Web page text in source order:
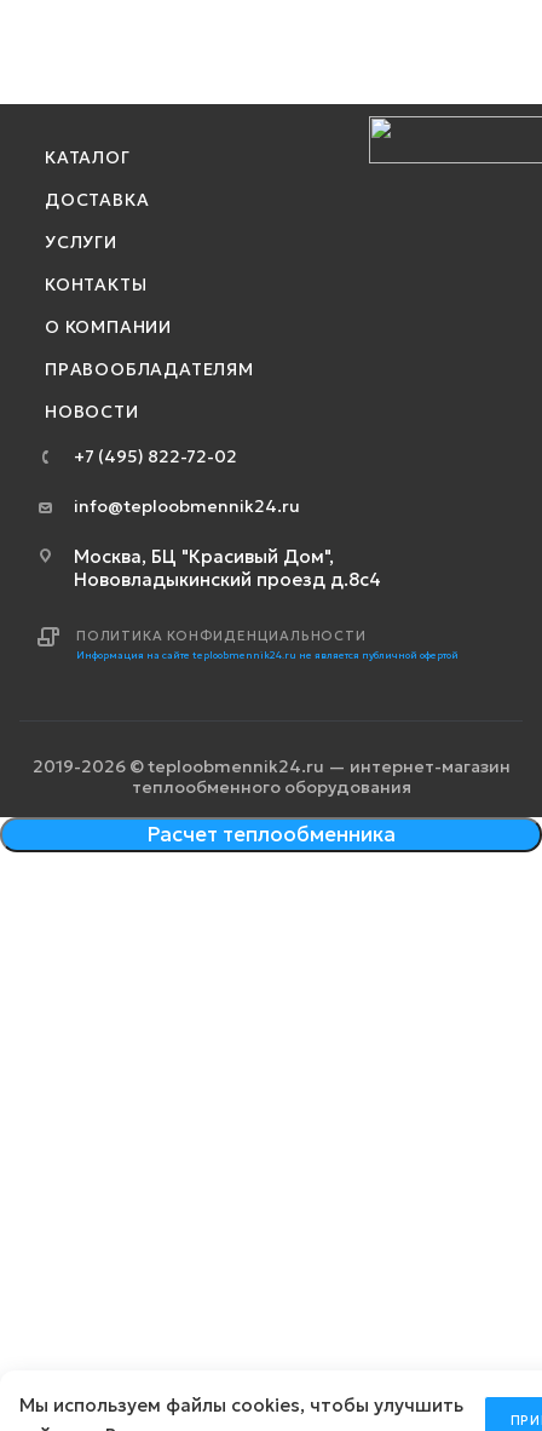
КАТАЛОГ
ДОСТАВКА
УСЛУГИ
КОНТАКТЫ
О КОМПАНИИ
ПРАВООБЛАДАТЕЛЯМ
НОВОСТИ
+7 (495) 822-72-02
info@teploobmennik24.ru
Москва, БЦ "Красивый Дом",
Нововладыкинский проезд д.8с4
ПОЛИТИКА КОНФИДЕНЦИАЛЬНОСТИ
Информация на сайте teploobmennik24.ru не является публичной офертой
2019-2026 © teploobmennik24.ru — интернет-магазин
теплообменного оборудования
Мы используем файлы cookies, чтобы улучшить
Расчет теплообменника